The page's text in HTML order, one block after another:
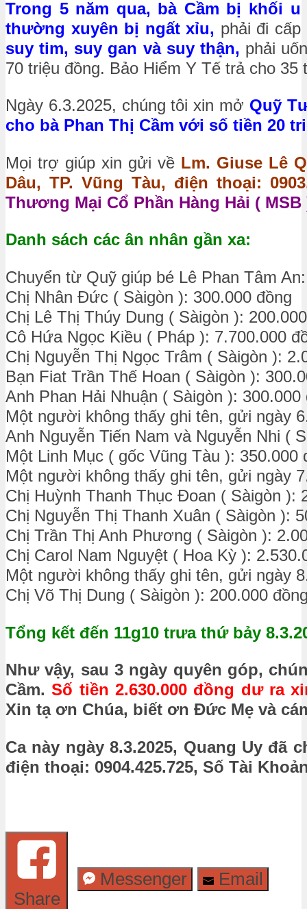
Trong 5 năm qua, bà Cầm bị khối
thường xuyên bị ngất xỉu, phải đi
suy tim, suy gan và suy thận, phải
70 triệu đồng. Bảo Hiểm Y Tế trả cho 35
Ngày 6.3.2025, chúng tôi xin mở Quỹ
cho bà Phan Thị Cầm với số tiền 20
Mọi trợ giúp xin gửi về Lm. Giuse Lê
Dâu, TP. Vũng Tàu, điện thoại:
Thương Mại Cổ Phần Hàng Hải ( MSB
Danh sách các ân nhân gần xa:
Chuyển từ Quỹ giúp bé Lê Phan Tâm
Chị Nhân Đức ( Sàigòn ): 300.000 đồng
Chị Lê Thị Thúy Dung ( Sàigòn ):
Cô Hứa Ngọc Kiều ( Pháp ): 7.700.000
Chị Nguyễn Thị Ngọc Trâm ( Sàigòn ):
Bạn Fiat Trần Thế Hoan ( Sàigòn ):
Anh Phan Hải Nhuận ( Sàigòn ): 300.000
Một người không thấy ghi tên, gửi ngày
Anh Nguyễn Tiến Nam và Nguyễn Nhi (
Một Linh Mục ( gốc Vũng Tàu ): 350.000
Một người không thấy ghi tên, gửi ngày
Chị Huỳnh Thanh Thục Đoan ( Sàigòn ):
Chị Nguyễn Thị Thanh Xuân ( Sàigòn ):
Chị Trần Thị Anh Phương ( Sàigòn ):
Chị Carol Nam Nguyệt ( Hoa Kỳ ):
Một người không thấy ghi tên, gửi ngày
Chị Võ Thị Dung ( Sàigòn ): 200.000
Tổng kết đến 11g10 trưa thứ bảy
Như vậy, sau 3 ngày quyên góp,
Cầm.Số tiền 2.630.000 đồng dư ra
Xin tạ ơn Chúa, biết ơn Đức Mẹ và
Ca này ngày 8.3.2025, Quang Uy
điện thoại: 0904.425.725, Số Tài
Share
Messenger Email